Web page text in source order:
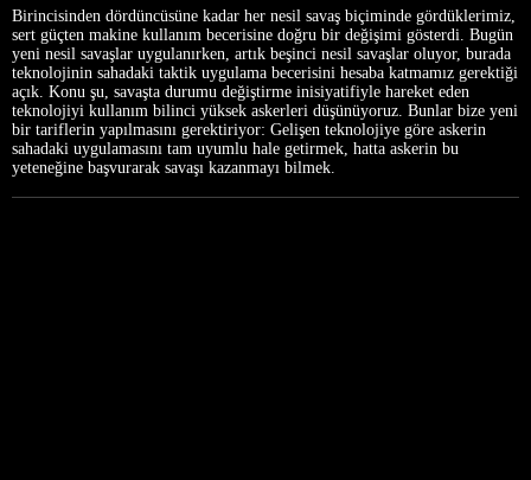
Birincisinden dördüncüsüne kadar her nesil savaş biçiminde gördüklerimiz,
sert güçten makine kullanım becerisine doğru bir değişimi gösterdi. Bugün
yeni nesil savaşlar uygulanırken, artık beşinci nesil savaşlar oluyor, burada
teknolojinin sahadaki taktik uygulama becerisini hesaba katmamız gerektiği
açık. Konu şu, savaşta durumu değiştirme inisiyatifiyle hareket eden
teknolojiyi kullanım bilinci yüksek askerleri düşünüyoruz. Bunlar bize yeni
bir tariflerin yapılmasını gerektiriyor: Gelişen teknolojiye göre askerin
sahadaki uygulamasını tam uyumlu hale getirmek, hatta askerin bu
yeteneğine başvurarak savaşı kazanmayı bilmek.